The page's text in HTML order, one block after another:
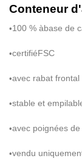
Conteneur
•100 % àbase de
•certifiéFSC
•avec rabat frontal
•stable et
•avec poignées
•vendu